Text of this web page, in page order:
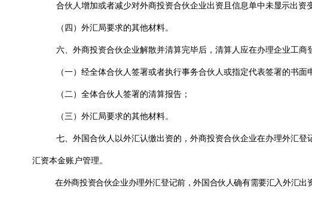
合伙人增加或者减少对外商投资合伙企业出资且信息单中未显示出资
（四）外汇局要求的其他材料。
六、外商投资合伙企业解散并清算完毕后，清算人应在办理企业工商
（一）经全体合伙人签署或者执行事务合伙人或指定代表签署的书面
（二）全体合伙人签署的清算报告；
（三）外汇局要求的其他材料。
七、外国合伙人以外汇认缴出资的，外商投资合伙企业在办理外汇
汇资本金账户管理。
在外商投资合伙企业办理外汇登记前，外国合伙人确有需要汇入外汇出